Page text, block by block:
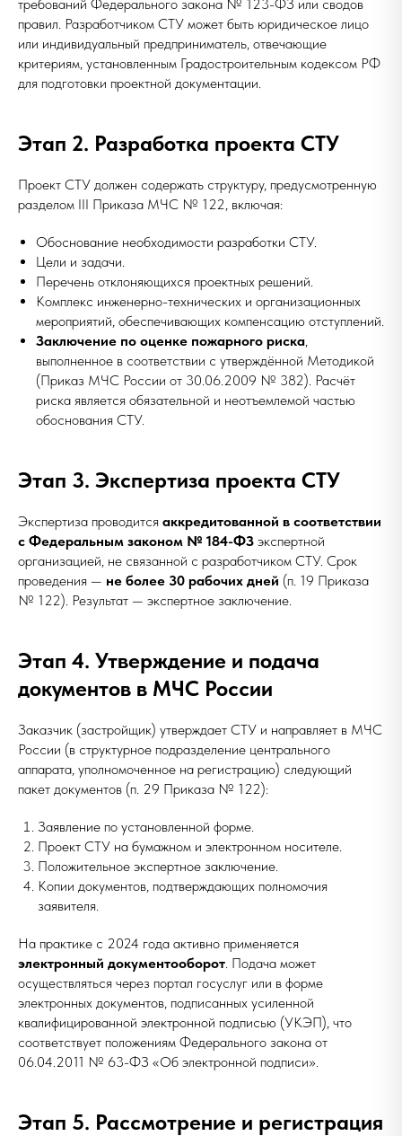
требований Федерального закона № 123-ФЗ или сводов
правил. Разработчиком СТУ может быть юридическое лицо
или индивидуальный предприниматель, отвечающие
критериям, установленным Градостроительным кодексом РФ
для подготовки проектной документации.
Этап 2. Разработка проекта СТУ
Проект СТУ должен содержать структуру, предусмотренную
разделом III Приказа МЧС № 122, включая:
Обоснование необходимости разработки СТУ.
Цели и задачи.
Перечень отклоняющихся проектных решений.
Комплекс инженерно-технических и организационных
мероприятий, обеспечивающих компенсацию отступлений.
Заключение по оценке пожарного риска,
выполненное в соответствии с утверждённой Методикой
(Приказ МЧС России от 30.06.2009 № 382). Расчёт
риска является обязательной и неотъемлемой частью
обоснования СТУ.
Этап 3. Экспертиза проекта СТУ
Экспертиза проводится аккредитованной в соответствии
с Федеральным законом № 184-ФЗ экспертной
организацией, не связанной с разработчиком СТУ. Срок
проведения — не более 30 рабочих дней (п. 19 Приказа
№ 122). Результат — экспертное заключение.
Этап 4. Утверждение и подача
документов в МЧС России
Заказчик (застройщик) утверждает СТУ и направляет в МЧС
России (в структурное подразделение центрального
аппарата, уполномоченное на регистрацию) следующий
пакет документов (п. 29 Приказа № 122):
Заявление по установленной форме.
Проект СТУ на бумажном и электронном носителе.
Положительное экспертное заключение.
Копии документов, подтверждающих полномочия
заявителя.
На практике с 2024 года активно применяется
электронный документооборот. Подача может
осуществляться через портал госуслуг или в форме
электронных документов, подписанных усиленной
квалифицированной электронной подписью (УКЭП), что
соответствует положениям Федерального закона от
06.04.2011 № 63-ФЗ «Об электронной подписи».
Этап 5. Рассмотрение и регистрация